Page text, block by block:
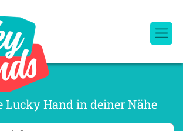
Lucky Hand in deiner Nähe